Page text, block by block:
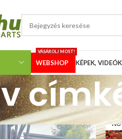
WEBSHOP
VÁSÁROLJ MOST!
KÉPEK, VIDEÓK